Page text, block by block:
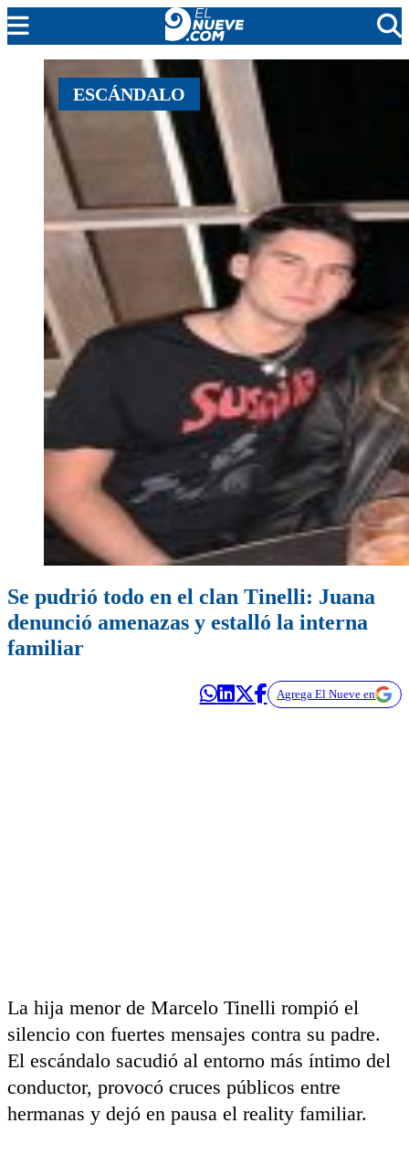
MENDOZA
CADA DÍA
ARGENTINA
NOTICIERO 9
PROTAGONISTAS
EL NUEVE STREAMS
PROGRAMACIÓN
EN VIVO
ESCÁNDALO
Se pudrió todo en el clan Tinelli: Juana
denunció amenazas y estalló la interna
familiar
Agrega El Nueve en
La hija menor de Marcelo Tinelli rompió el
silencio con fuertes mensajes contra su padre.
El escándalo sacudió al entorno más íntimo del
conductor, provocó cruces públicos entre
hermanas y dejó en pausa el reality familiar.